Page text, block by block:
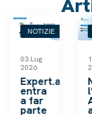
NOTIZIE
03 Lug
2026
Expert.ai
entra
a far
parte